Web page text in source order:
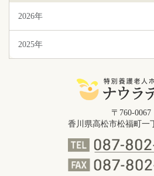
2026年
2025年
〒760-0067
香川県高松市松福町一